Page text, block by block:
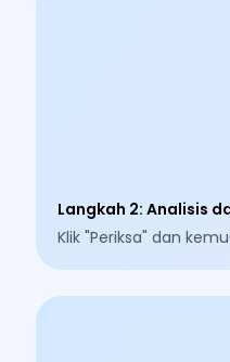
Langkah 2:Analisis
Klik "Periksa" dan